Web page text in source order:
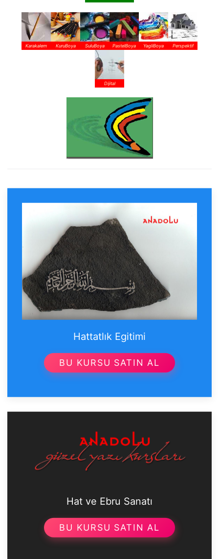
Karakalem KuruBoya SuluBoya PastelBoya YagliBoya Perspektif
Dijital
Hattatlık Egitimi
BU KURSU SATIN AL
Hat ve Ebru Sanatı
BU KURSU SATIN AL